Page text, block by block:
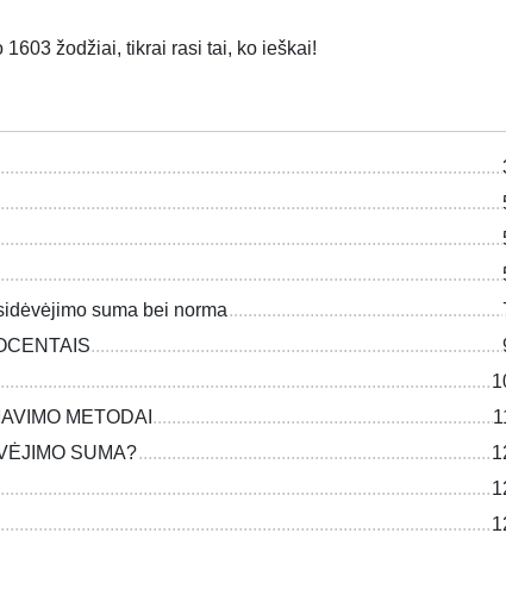
žodžiai, tikrai rasi tai, ko ieškai!
suma bei norma
METODAI
SUMA?